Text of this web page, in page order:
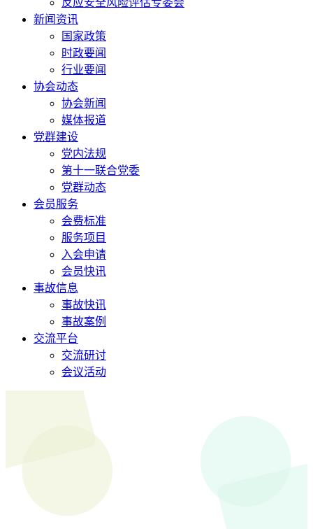
反应安全风险评估专委会
新闻资讯
国家政策
时政要闻
行业要闻
协会动态
协会新闻
媒体报道
党群建设
党内法规
第十一联合党委
党群动态
会员服务
会费标准
服务项目
入会申请
会员快讯
事故信息
事故快讯
事故案例
交流平台
交流研讨
会议活动